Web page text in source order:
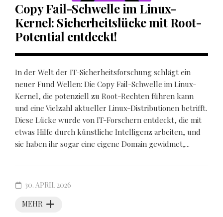
Copy Fail-Schwelle im Linux-
Kernel: Sicherheitslücke mit Root-
Potential entdeckt!
In der Welt der IT-Sicherheitsforschung schlägt ein
neuer Fund Wellen: Die Copy Fail-Schwelle im Linux-
Kernel, die potenziell zu Root-Rechten führen kann
und eine Vielzahl aktueller Linux-Distributionen betrifft.
Diese Lücke wurde von IT-Forschern entdeckt, die mit
etwas Hilfe durch künstliche Intelligenz arbeiten, und
sie haben ihr sogar eine eigene Domain gewidmet,...
MEHR
30. APRIL 2026